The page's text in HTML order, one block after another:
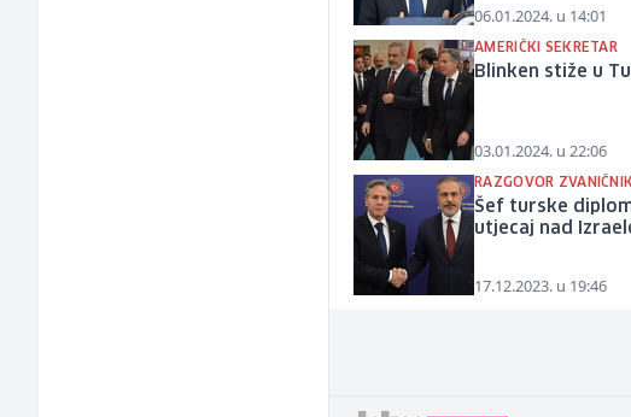
06.01.2024. u 14:01
AMERIČKI SEKRETAR
Blinken stiže u
03.01.2024. u 22:06
RAZGOVOR
Šef turske
utjecaj nad
17.12.2023. u 19:46